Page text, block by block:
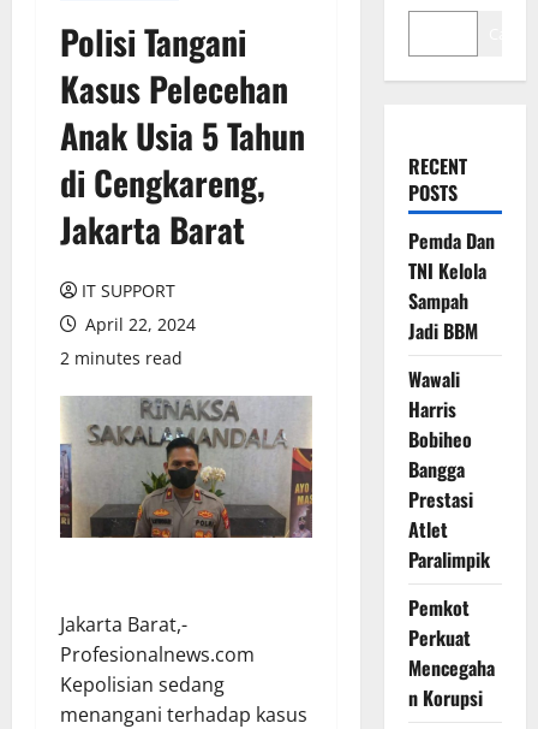
Polisi Tangani
Kasus Pelecehan
Anak Usia 5 Tahun
di Cengkareng,
Jakarta Barat
IT SUPPORT
April 22, 2024
2 minutes read
Jakarta Barat,-
Profesionalnews.com
Kepolisian sedang
menangani terhadap kasus
RECENT
POSTS
Pemda Dan
TNI Kelola
Sampah
Jadi BBM
Wawali
Harris
Bobiheo
Bangga
Prestasi
Atlet
Paralimpik
Pemkot
Perkuat
Mencegaha
n Korupsi